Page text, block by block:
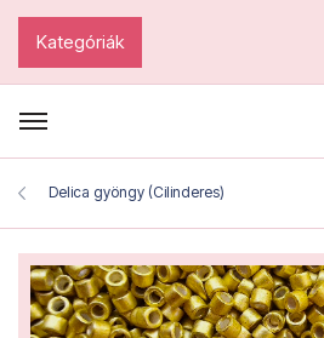
Kategóriák
Delica gyöngy (Cilinderes)